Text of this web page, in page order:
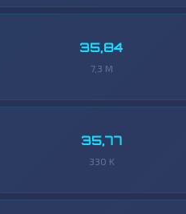
35,84
7,3 M
35,77
330 K